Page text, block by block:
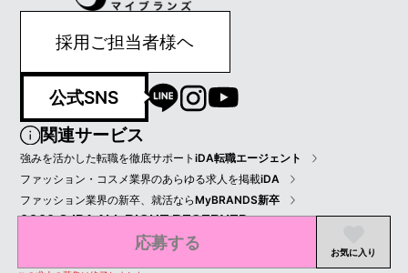
応募する お気に入り
採用ご担当者様ヘ
公式SNS
関連サービス
強みを活かした転職を徹底サポートiDA転職エージェント
ファッション・コスメ業界のあらゆる求人を掲載iDA
ファッション業界の新卒、就活ならMyBRANDS新卒
2022 © IDA ALL RIGHT RESERVED.
プライバシーポリシー会員規約